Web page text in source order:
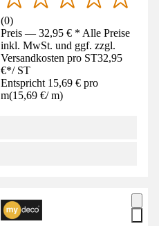
(0)
Preis — 32,95 € * Alle Preise
inkl. MwSt. und ggf. zzgl.
Versandkosten pro ST32,95
€*/ ST
Entspricht 15,69 € pro
m(15,69 €/ m)